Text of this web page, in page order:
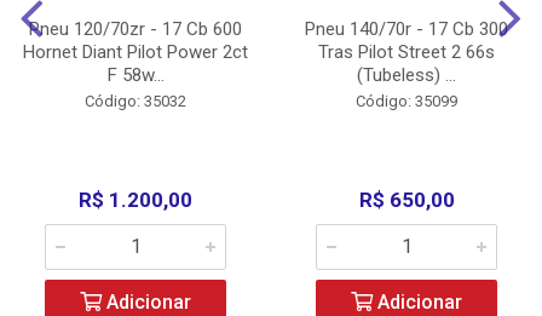
Pneu 120/70zr - 17 Cb 600
Hornet Diant Pilot Power 2ct
F 58w...
Código: 35032
R$ 1.200,00
Adicionar
Pneu 140/70r - 17 Cb 300
Tras Pilot Street 2 66s
(Tubeless) ...
Código: 35099
R$ 650,00
Adicionar